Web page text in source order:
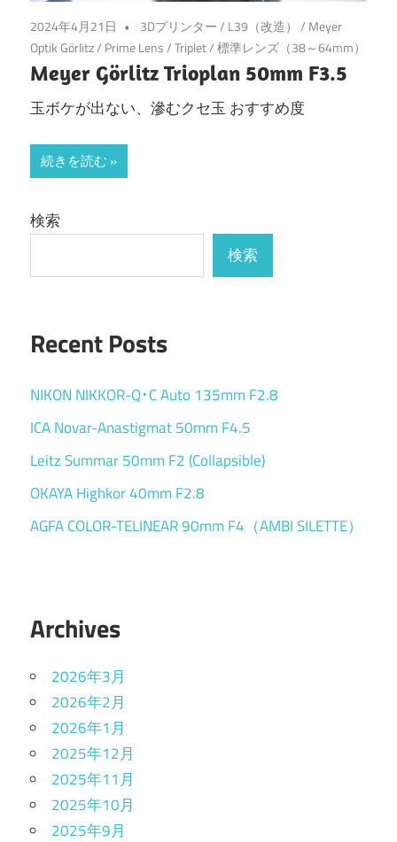
2024年4月21日 3Dプリンター/ L39（改造） / Meyer
Optik Görlitz/ Prime Lens/Triplet/標準レンズ（38～64mm）
Meyer Görlitz Trioplan 50mm F3.5
玉ボケが出ない、滲むクセ玉 おすすめ度
続きを読む
検索
検索
Recent Posts
NIKON NIKKOR-Q･C Auto 135mm F2.8
ICA Novar-Anastigmat 50mm F4.5
Leitz Summar 50mm F2 (Collapsible)
OKAYA Highkor 40mm F2.8
AGFA COLOR-TELINEAR 90mm F4（AMBI SILETTE）
Archives
2026年3月
2026年2月
2026年1月
2025年12月
2025年11月
2025年10月
2025年9月